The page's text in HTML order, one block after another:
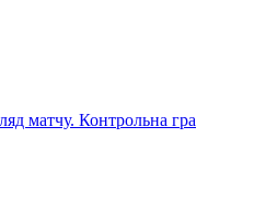
матчу. Контрольна гра